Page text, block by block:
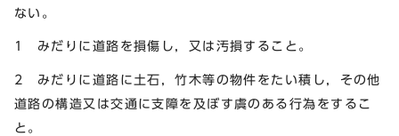
ない。
1 みだりに道路を損傷し，又は汚損すること。
2 みだりに道路に土石，竹木等の物件をたい積し，その他
道路の構造又は交通に支障を及ぼす虞のある行為をするこ
と。